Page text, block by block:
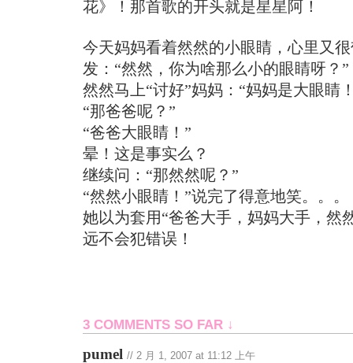
花》！那首歌的开头就是星星阿！
今天妈妈看着然然的小眼睛，心里又
发：“然然，你为啥那么小的眼睛呀？”
然然马上“讨好”妈妈：“妈妈是大眼睛
“那爸爸呢？”
“爸爸大眼睛！”
晕！这是事实么？
继续问：“那然然呢？”
“然然小眼睛！”说完了得意地笑。。。
她以为套用“爸爸大手，妈妈大手，然
远不会犯错误！
3 COMMENTS SO FAR ↓
pumel // 2 月 1, 2007 at 11:12 上午